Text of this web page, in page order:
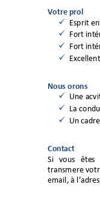
Votre profil
 Esprit
 Fort
 Fort

Nous offrons
 Une
 La
 Un
Contact
Si vous êtes
transmettre
email, à l’ad